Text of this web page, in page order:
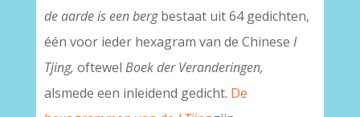
de aarde is een bergbestaat uit 64 gedichten,
één voor ieder hexagram van de Chinese I
Tjing, oftewel Boek der Veranderingen,
alsmede een inleidend gedicht. De